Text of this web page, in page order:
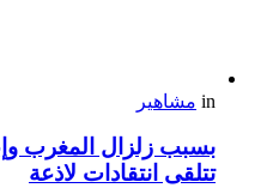
in مشاهير
بسبب زلزال المغرب
تتلقى انتقادات لاذعة